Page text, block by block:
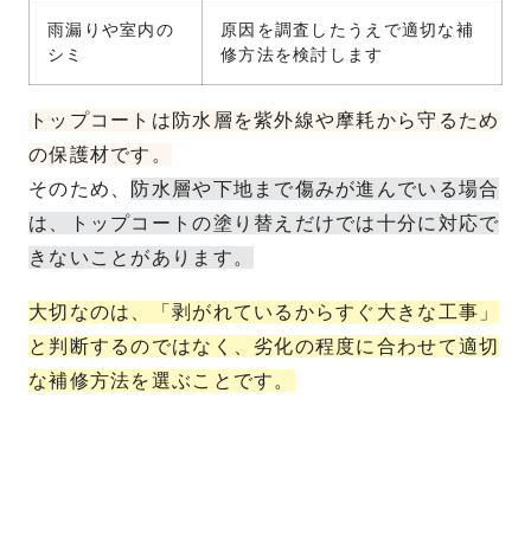
雨漏りや室内の
シミ
原因を調査したうえで適切な補
修方法を検討します
トップコートは防水層を紫外線や摩耗から守るため
の保護材です。
そのため、 防水層や下地まで傷みが進んでいる場合
は、トップコートの塗り替えだけでは十分に対応で
きないことがあります。
大切なのは、「剥がれているからすぐ大きな工事」
と判断するのではなく、劣化の程度に合わせて適切
な補修方法を選ぶことです。